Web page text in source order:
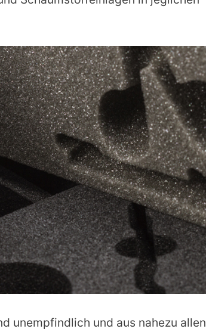
unempfindlich und aus nahezu allen